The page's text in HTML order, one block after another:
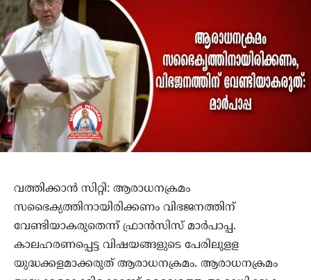
വത്തിക്കാന്‍ സിറ്റി: ആരാധനക്രമം
സഭൈക്യത്തിനായിരിക്കണം വിഭജനത്തിന്
വേണ്ടിയാകരുതെന്ന് ഫ്രാന്‍സിസ് മാര്‍പാപ്പ.
കാലഹരണപ്പെട്ട വിഷയങ്ങളുടെ പേരിലുളള
യുദ്ധക്കളമാക്കരുത് ആരാധനക്രമം. ആരാധനക്രമം